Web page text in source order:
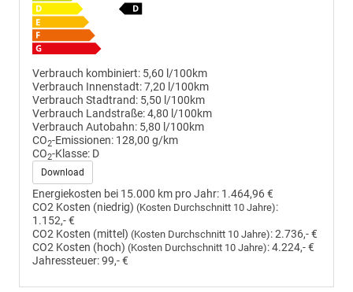
Verbrauch kombiniert: 5,60 l/100km
Verbrauch Innenstadt:7,20 l/100km
Verbrauch Stadtrand: 5,50 l/100km
Verbrauch Landstraße:4,80 l/100km
Verbrauch Autobahn: 5,80 l/100km
CO2-Emissionen: 128,00 g/km
CO2-Klasse: D
Download
Energiekosten bei 15.000 km pro Jahr: 1.464,96 €
CO2 Kosten (niedrig) (Kosten Durchschnitt 10 Jahre):
1.152,- €
CO2 Kosten (mittel) (Kosten Durchschnitt 10 Jahre):2.736,- €
CO2 Kosten (hoch) (Kosten Durchschnitt 10 Jahre):4.224,- €
Jahressteuer:99,- €